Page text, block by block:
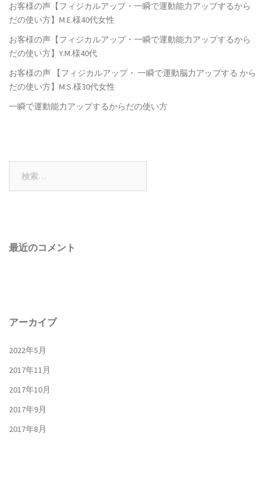
お客様の声【フィジカルアップ・一瞬で運動能力アップするから
だの使い方】M.E.様40代女性
お客様の声【フィジカルアップ・一瞬で運動能力アップするから
だの使い方】Y.M.様40代
お客様の声 【フィジカルアップ・ 一瞬で運動脳力アップする から
だの使い方】M.S.様30代女性
一瞬で運動能力アップするからだの使い方
最近のコメント
アーカイブ
2022年5月
2017年11月
2017年10月
2017年9月
2017年8月